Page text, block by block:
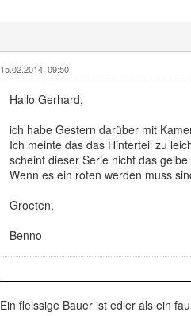
15.02.2014, 09:50
Hallo Gerhard,
ich habe Gestern darüber mit
Ich meinte das das Hinterteil zu
scheint dieser Serie nicht das gelbe
Wenn es ein roten werden muss
Groeten,
Benno
Ein fleissige Bauer ist edler als ein